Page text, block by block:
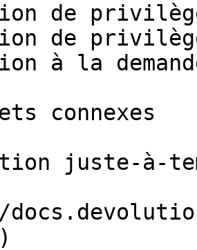
de
de
à la
connexes
juste-à-